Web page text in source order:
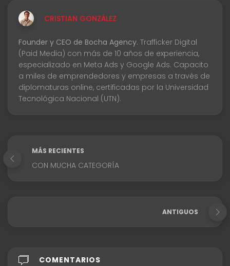
CRISTIAN GONZÁLEZ
Founder y CEO de Bocha Agency. Trafficker Digital
(Paid Media) con más de 10 años de experiencia,
especializado en Meta Ads y Google Ads. Capacito
a miles de emprendedores y empresas a través de
diplomaturas online, certificadas por la Universidad
Tecnológica Nacional (UTN).
MÁS RECIENTES
CON MUCHA CATEGORÍA
ANTIGUOS
COMENTARIOS